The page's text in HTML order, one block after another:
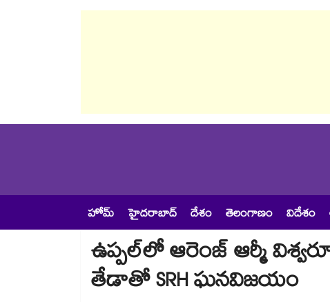
హోమ్ హైదరాబాద్ దేశం తెలంగాణం విదేశం
ఉప్పల్‌లో ఆరెంజ్ ఆర్మీ
తేడాతో SRH ఘనవిజయం